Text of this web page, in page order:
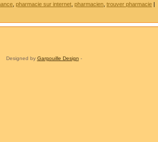
pharmacie sur internet pharmacien trouver pharmacie |
Designed by Gargouille Design -